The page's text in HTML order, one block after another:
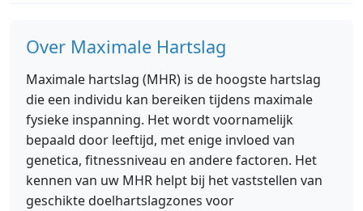
Over Maximale Hartslag
Maximale hartslag (MHR) is de hoogste hartslag
die een individu kan bereiken tijdens maximale
fysieke inspanning. Het wordt voornamelijk
bepaald door leeftijd, met enige invloed van
genetica, fitnessniveau en andere factoren. Het
kennen van uw MHR helpt bij het vaststellen van
geschikte doelhartslagzones voor